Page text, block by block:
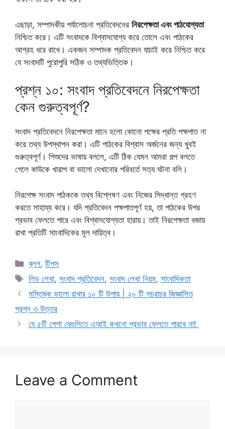
এছাড়া, সম্পাদকীয় পর্যালোচনা প্রতিবেদনের নিরপেক্ষতা এবং পাঠযোগ্যতা
নিশ্চিত করে। এটি সংবাদকে বিশ্বাসযোগ্য করে তোলে এবং পাঠকের
আগ্রহ ধরে রাখে। একজন সম্পাদক প্রতিবেদন যাচাই করে নিশ্চিত করে
যে সংবাদটি পুরোপুরি সঠিক ও তথ্যভিত্তিক।
প্রশ্ন ১০: সংবাদ প্রতিবেদনে নিরপেক্ষতা
কেন গুরুত্বপূর্ণ?
সংবাদ প্রতিবেদনে নিরপেক্ষতা মানে হলো কোনো পক্ষের প্রতি পক্ষপাত না
করে তথ্য উপস্থাপন করা। এটি পাঠকের বিশ্বাস অর্জনের জন্য খুবই
গুরুত্বপূর্ণ। শিশুদের ভাষায় বললে, এটি ঠিক যেমন আমরা গল্প বলতে
গেলে কাউকে খারাপ বা ভালো দেখানোর পরিবর্তে সত্য ঘটনা বলি।
নিরপেক্ষ সংবাদ পাঠককে তথ্য বিশ্লেষণ এবং নিজের সিদ্ধান্ত গ্রহণ
করতে সাহায্য করে। যদি প্রতিবেদন পক্ষপাতপূর্ণ হয়, তা পাঠকের উপর
প্রভাব ফেলতে পারে এবং বিশ্বাসযোগ্যতা হারায়। তাই নিরপেক্ষতা বজায়
রাখা প্রতিটি সাংবাদিকের মূল দায়িত্ব।
Categories
ব্লগ,টিপস
Tags
লিড লেখা,সংবাদ প্রতিবেদন,সংবাদ লেখা নিয়ম,সাংবাদিকতা
মস্তিষ্ক ভালো রাখার ১০ টি উপায় | ২০ টি সচরাচর জিজ্ঞাসিত
প্রশ্ন ও উত্তর
যে ৫টি পেশা যেগুলিতে এআই কখনো প্রভাব ফেলতে পারবে না!
Leave a Comment